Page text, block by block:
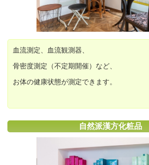
血流測定、血流観測器、
骨密度測定（不定期開催）など、
お体の健康状態が測定できます。
自然派漢方化粧品